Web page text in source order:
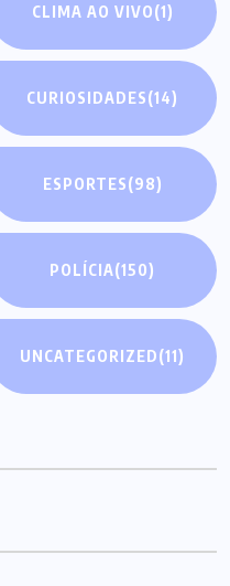
CLIMA AO VIVO(1)
CURIOSIDADES(14)
ESPORTES(98)
POLÍCIA(150)
UNCATEGORIZED(11)